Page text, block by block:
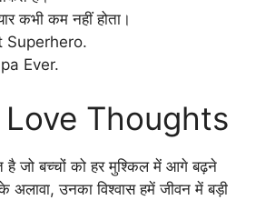
कभी कम नहीं होता।
Superhero.
Ever.
Love Thoughts
है जो बच्चों को हर मुश्किल में आगे बढ़ने
अलावा, उनका विश्वास हमें जीवन में बड़ी